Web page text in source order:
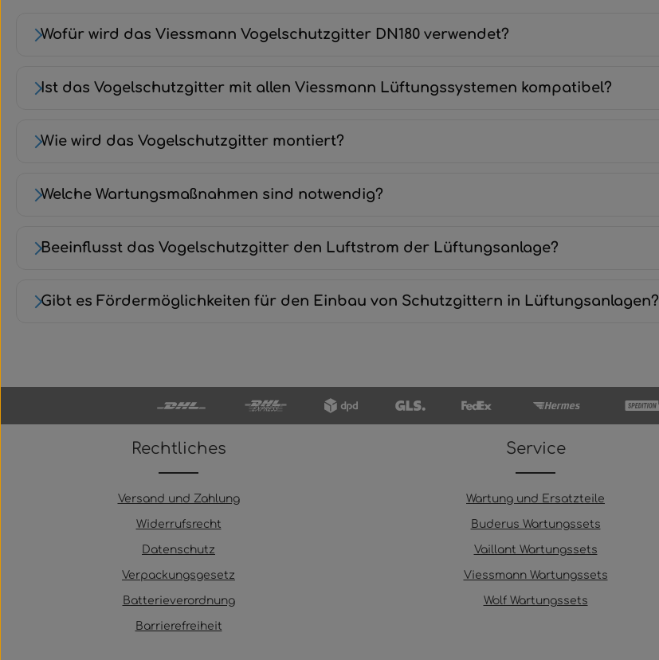
Wofür wird das Viessmann Vogelschutzgitter DN180 verwendet?
Ist das Vogelschutzgitter mit allen Viessmann Lüftungssystemen kompatibel?
Wie wird das Vogelschutzgitter montiert?
Welche Wartungsmaßnahmen sind notwendig?
Beeinflusst das Vogelschutzgitter den Luftstrom der Lüftungsanlage?
Gibt es Fördermöglichkeiten für den Einbau von Schutzgittern in Lüftungsanlagen?
Rechtliches
Versand und Zahlung
Widerrufsrecht
Datenschutz
Verpackungsgesetz
Batterieverordnung
Barrierefreiheit
Service
Wartung und Ersatzteile
Buderus Wartungssets
Vaillant Wartungssets
Viessmann Wartungssets
Wolf Wartungssets